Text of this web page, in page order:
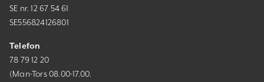
SE nr. 12 67 54 61
SE556824126801
Telefon
78 79 12 20
(Man-Tors 08.00-17.00.